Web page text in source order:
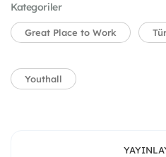
Kategoriler
Great Place to Work
Youthall